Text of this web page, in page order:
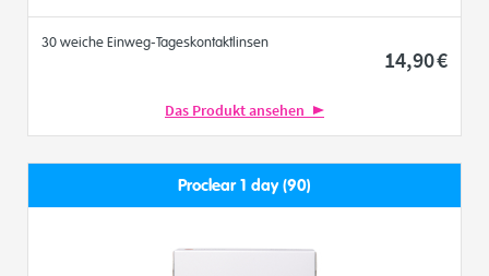
30 weiche Einweg-Tageskontaktlinsen
14,90€
Das Produkt ansehen
Proclear 1 day (90)